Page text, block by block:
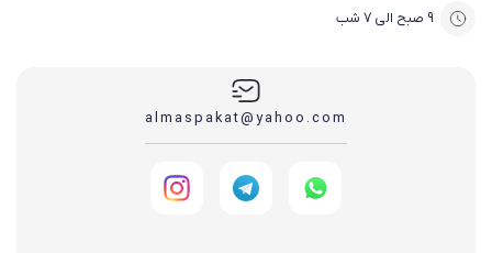
9 صبح الی 7 شب
almaspakat@yahoo.com